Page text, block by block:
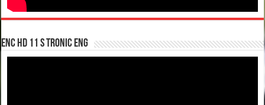
enc hd 11 S tronic ENG